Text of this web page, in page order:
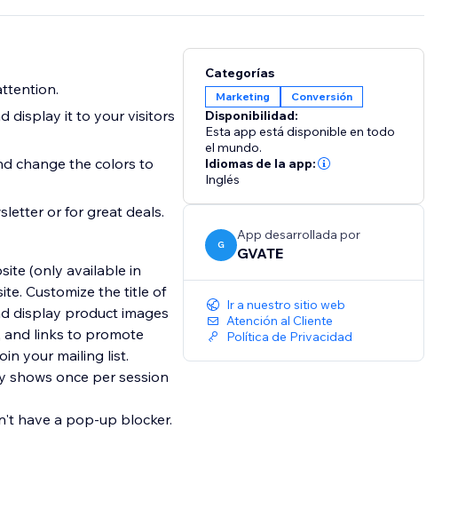
display it to your visitors
change the colors to
or for great deals.
(only available in
Customize the title of
display product images
and links to promote
your mailing list.​
shows once per session
Categorías
Marketing Conversión
Disponibilidad:
Esta app está disponible en todo
el mundo.
Idiomas de la app:
Inglés
G
App desarrollada por
GVATE
Ir a nuestro sitio web
Atención al Cliente
Política de Privacidad